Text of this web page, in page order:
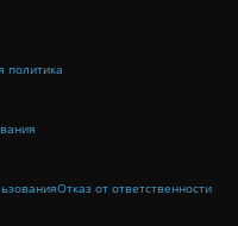
политика
Отказ от ответственности